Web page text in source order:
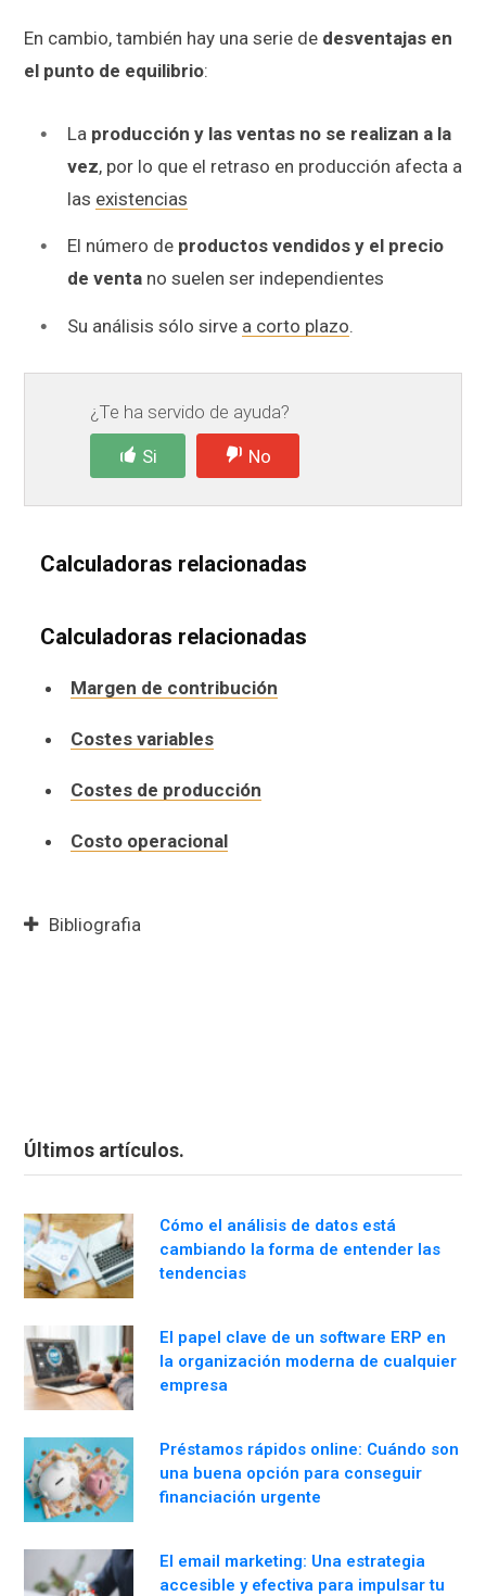
En cambio, también hay una serie de desventajas en
el punto de equilibrio:
La producción y las ventas no se realizan a la
vez, por lo que el retraso en producción afecta a
las existencias
El número de productos vendidos y el precio
de venta no suelen ser independientes
Su análisis sólo sirve a corto plazo.
¿Te ha servido de ayuda?
Si No
Calculadoras relacionadas
Calculadoras relacionadas
Margen de contribución
Costes variables
Costes de producción
Costo operacional
Bibliografia
Últimos artículos.
Cómo el análisis de datos está
cambiando la forma de entender las
tendencias
El papel clave de un software ERP en
la organización moderna de cualquier
empresa
Préstamos rápidos online: Cuándo son
una buena opción para conseguir
financiación urgente
El email marketing: Una estrategia
accesible y efectiva para impulsar tu